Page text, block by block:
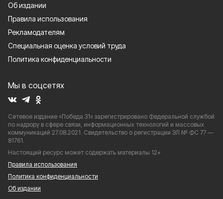
Об издании
Правила использования
Рекламодателям
Специальная оценка условий труда
Политика конфиденциальности
Мы в соцсетях
Сетевое издание «Победа 31» зарегистрировано Федеральной службой
по надзору в сфере связи, информационных технологий и массовых
коммуникаций 27.08.2021. Свидетельство о регистрации ЭЛ № ФС 77 —
81761.
Настоящий ресурс может содержать материалы 12+
Правила использования
Политика конфиденциальности
Об издании